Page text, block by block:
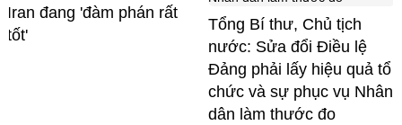
Iran đang 'đàm phán rất
tốt'
Tổng Bí thư, Chủ tịch
nước: Sửa đổi Điều lệ
Đảng phải lấy hiệu quả tổ
chức và sự phục vụ Nhân
dân làm thước đo